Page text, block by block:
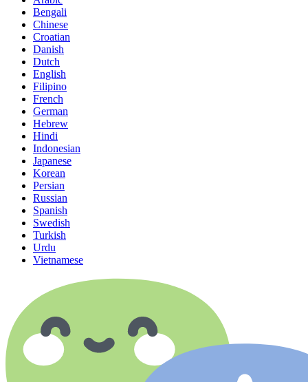
Bengali
Chinese
Croatian
Danish
Dutch
English
Filipino
French
German
Hebrew
Hindi
Indonesian
Japanese
Korean
Persian
Russian
Spanish
Swedish
Turkish
Urdu
Vietnamese